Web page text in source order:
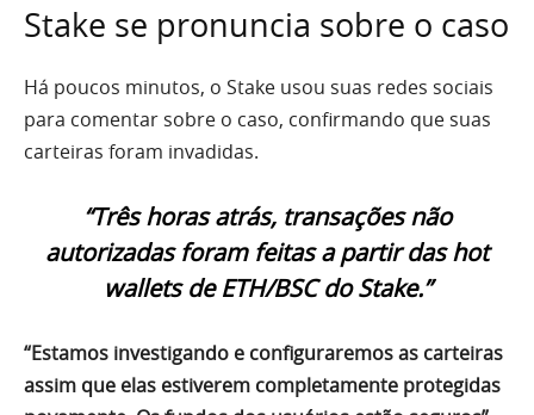
Stake se pronuncia sobre o caso
Há poucos minutos, o Stake usou suas redes sociais
para comentar sobre o caso, confirmando que suas
carteiras foram invadidas.
“Três horas atrás, transações não
autorizadas foram feitas a partir das hot
wallets de ETH/BSC do Stake.”
“Estamos investigando e configuraremos as carteiras
assim que elas estiverem completamente protegidas